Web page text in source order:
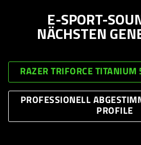
E-SPORT-
NÄCHSTEN
RAZER TRIFORCE
PROFESSIONELL
PROFILE